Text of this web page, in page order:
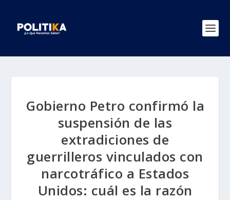
Gobierno Petro confirmó la
suspensión de las
extradiciones de
guerrilleros vinculados con
narcotráfico a Estados
Unidos: cuál es la razón